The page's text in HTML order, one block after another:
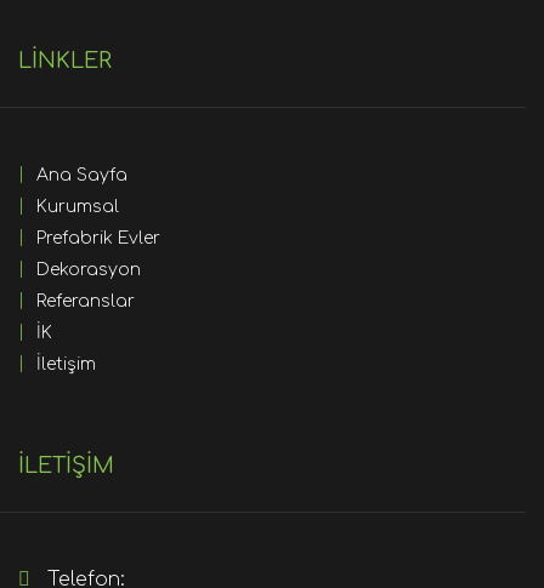
LİNKLER
Ana Sayfa
Kurumsal
Prefabrik Evler
Dekorasyon
Referanslar
İK
İletişim
İLETİŞİM
Telefon: